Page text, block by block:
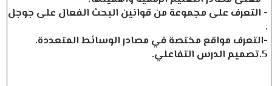
- التعرف على مجموعة من قوانين البحث الفعال على جوجل
.
-التعرف مواقع مختصة في مصادر الوسائط المتعددة.
5.تصميم الدرس التفاعلي.